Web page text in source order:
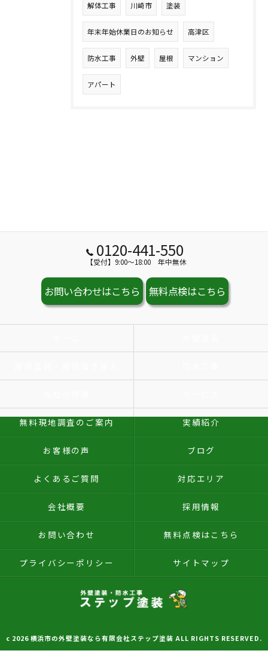
解体工事 川崎市 塗装
年末年始休業日のお知らせ 高津区
防水工事 外壁 屋根 マンション
アパート
0120-441-550
【受付】9:00～18:00 年中無休
お問い合わせはこちら 無料点検はこちら
無料現地調査のご案内 実績紹介
お客様の声 ブログ
よくあるご質問 対応エリア
会社概要 採用情報
お問い合わせ 無料点検はこちら
プライバシーポリシー サイトマップ
c 2026 横浜市の外壁塗装なら有限会社ステップ塗装 ALL RIGHTS RESERVED.